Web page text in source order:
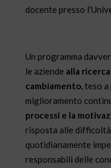
docente presso
Un programma
le aziende alla
cambiamento, teso
miglioramento
processi e la
risposta alle difficoltà
quotidianamente
responsabili delle